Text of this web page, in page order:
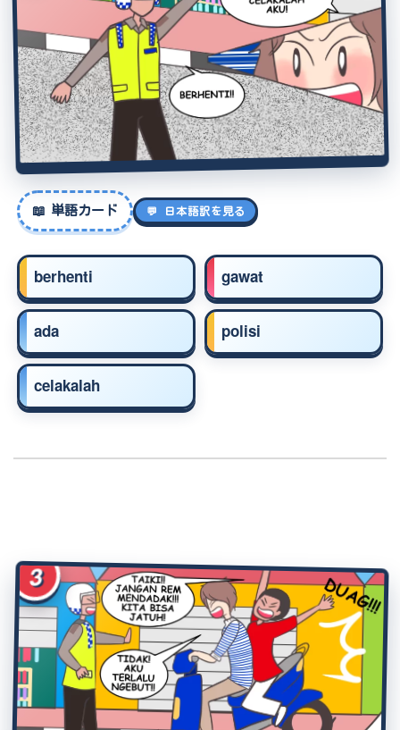
📖 単語カード 💬 日本語訳を見る
berhenti gawat
ada polisi
celakalah
3